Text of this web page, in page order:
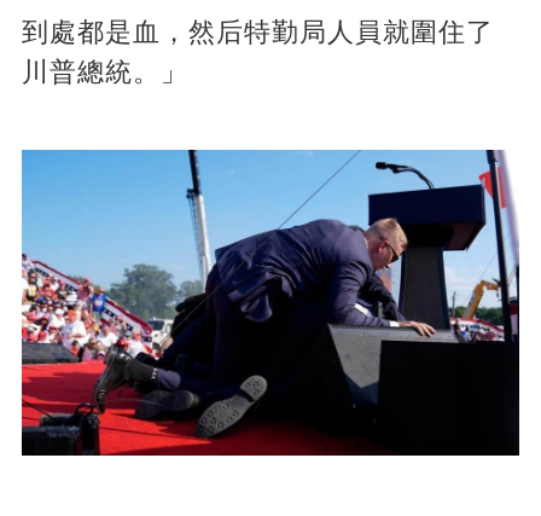
到處都是血，然后特勤局人員就圍住了
川普總統。」